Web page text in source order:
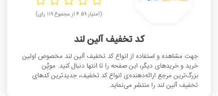
(امتیاز ۴.۵۹ از مجموع ۱۱۹ رای)
کد تخفیف آلین لند
جهت مشاهده و استفاده از انواع کد تخفیف آلین لند مخصوص اولین
خرید و خریدهای دیگر، این صفحه را تا انتها دنبال کنید. موپُن
بزرگ‌ترین مرجع ارائه‌دهنده‌ی انواع کد تخفیف، جدیدترین کدهای
تخفیف آلین لند را منتشر می‌نماید.